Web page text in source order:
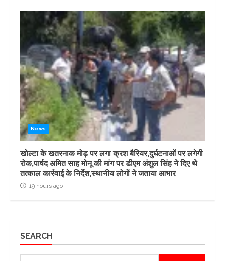
News
खोल्टा के खतरनाक मोड़ पर लगा क्रश बैरियर,दुर्घटनाओं पर लगेगी
रोक,पार्षद अमित साह मोनू की मांग पर डीएम अंशुल सिंह ने दिए थे
तत्काल कार्रवाई के निर्देश,स्थानीय लोगों ने जताया आभार
19 hours ago
SEARCH